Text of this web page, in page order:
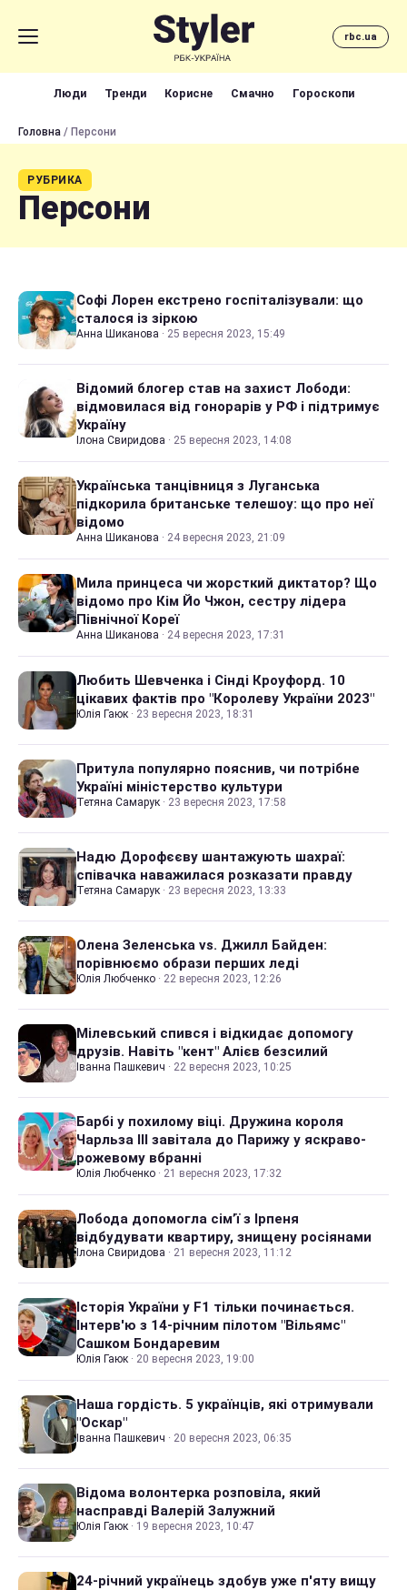
rbc.ua
Люди Тренди Корисне Смачно Гороскопи
Головна / Персони
РУБРИКА
Персони
Софі Лорен екстрено госпіталізували: що
сталося із зіркою
Анна Шиканова · 25 вересня 2023, 15:49
Відомий блогер став на захист Лободи:
відмовилася від гонорарів у РФ і підтримує
Україну
Ілона Свиридова · 25 вересня 2023, 14:08
Українська танцівниця з Луганська
підкорила британське телешоу: що про неї
відомо
Анна Шиканова · 24 вересня 2023, 21:09
Мила принцеса чи жорсткий диктатор? Що
відомо про Кім Йо Чжон, сестру лідера
Північної Кореї
Анна Шиканова · 24 вересня 2023, 17:31
Любить Шевченка і Сінді Кроуфорд. 10
цікавих фактів про "Королеву України 2023"
Юлія Гаюк · 23 вересня 2023, 18:31
Притула популярно пояснив, чи потрібне
Україні міністерство культури
Тетяна Самарук · 23 вересня 2023, 17:58
Надю Дорофєєву шантажують шахраї:
співачка наважилася розказати правду
Тетяна Самарук · 23 вересня 2023, 13:33
Олена Зеленська vs. Джилл Байден:
порівнюємо образи перших леді
Юлія Любченко · 22 вересня 2023, 12:26
Мілевський спився і відкидає допомогу
друзів. Навіть "кент" Алієв безсилий
Іванна Пашкевич · 22 вересня 2023, 10:25
Барбі у похилому віці. Дружина короля
Чарльза III завітала до Парижу у яскраво-
рожевому вбранні
Юлія Любченко · 21 вересня 2023, 17:32
Лобода допомогла сім’ї з Ірпеня
відбудувати квартиру, знищену росіянами
Ілона Свиридова · 21 вересня 2023, 11:12
Історія України у F1 тільки починається.
Інтерв'ю з 14-річним пілотом "Вільямс"
Сашком Бондаревим
Юлія Гаюк · 20 вересня 2023, 19:00
Наша гордість. 5 українців, які отримували
"Оскар"
Іванна Пашкевич · 20 вересня 2023, 06:35
Відома волонтерка розповіла, який
насправді Валерій Залужний
Юлія Гаюк · 19 вересня 2023, 10:47
24-річний українець здобув уже п'яту вищу